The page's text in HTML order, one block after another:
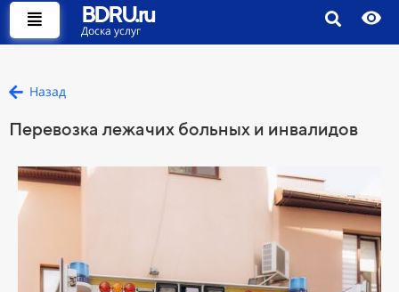
BDRU.ru
Доска услуг
Назад
Перевозка лежачих больных и инвалидов